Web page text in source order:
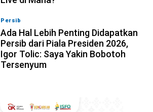
Persib
Ada Hal Lebih Penting Didapatkan
Persib dari Piala Presiden 2026,
Igor Tolic: Saya Yakin Bobotoh
Tersenyum